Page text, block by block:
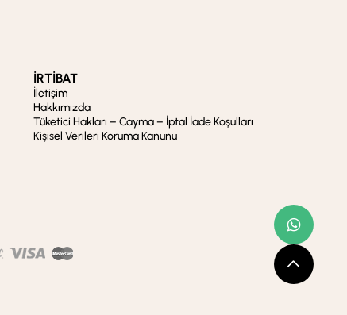
İRTİBAT
İletişim
Hakkımızda
Tüketici Hakları – Cayma – İptal İade Koşulları
Kişisel Verileri Koruma Kanunu